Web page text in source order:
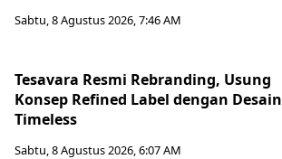
Sabtu, 8 Agustus 2026, 7:46 AM
Tesavara Resmi Rebranding, Usung
Konsep Refined Label dengan Desain
Timeless
Sabtu, 8 Agustus 2026, 6:07 AM